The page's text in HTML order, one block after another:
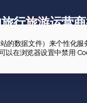
的数据文件）来个性化
以在浏览器设置中禁用
行旅游运营